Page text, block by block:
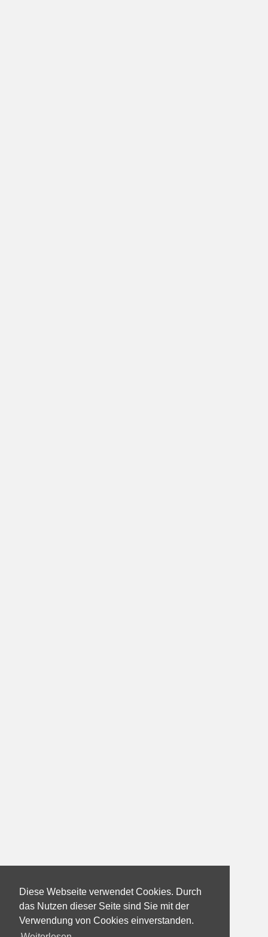
Diese Webseite verwendet Cookies. Durch
das Nutzen dieser Seite sind Sie mit der
Verwendung von Cookies einverstanden.